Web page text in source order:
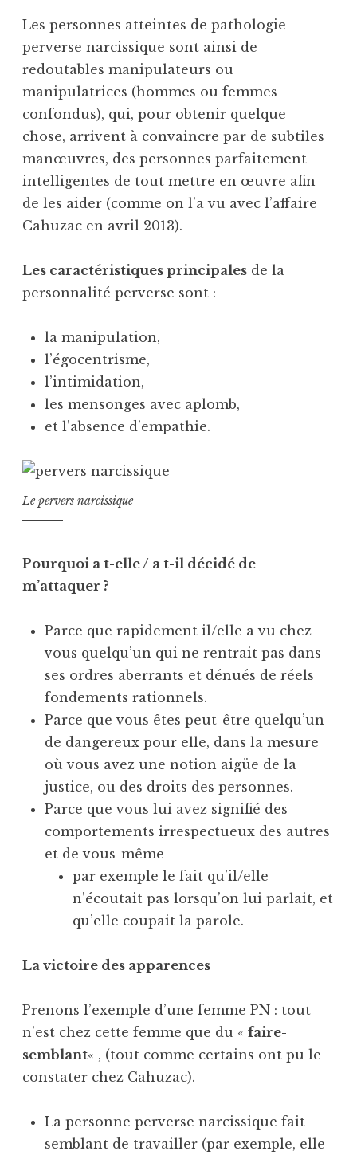
Les personnes atteintes de pathologie
perverse narcissique sont ainsi de
redoutables manipulateurs ou
manipulatrices (hommes ou femmes
confondus), qui, pour obtenir quelque
chose, arrivent à convaincre par de subtiles
manœuvres, des personnes parfaitement
intelligentes de tout mettre en œuvre afin
de les aider (comme on l’a vu avec l’affaire
Cahuzac en avril 2013).
Les caractéristiques principales de la
personnalité perverse sont :
la manipulation,
l’égocentrisme,
l’intimidation,
les mensonges avec aplomb,
et l’absence d’empathie.
Le pervers narcissique
Pourquoi a t-elle / a t-il décidé de
m’attaquer ?
Parce que rapidement il/elle a vu chez
vous quelqu’un qui ne rentrait pas dans
ses ordres aberrants et dénués de réels
fondements rationnels.
Parce que vous êtes peut-être quelqu’un
de dangereux pour elle, dans la mesure
où vous avez une notion aigüe de la
justice, ou des droits des personnes.
Parce que vous lui avez signifié des
comportements irrespectueux des autres
et de vous-même
par exemple le fait qu’il/elle
n’écoutait pas lorsqu’on lui parlait, et
qu’elle coupait la parole.
La victoire des apparences
Prenons l’exemple d’une femme PN : tout
n’est chez cette femme que du « faire-
semblant« , (tout comme certains ont pu le
constater chez Cahuzac).
La personne perverse narcissique fait
semblant de travailler (par exemple, elle